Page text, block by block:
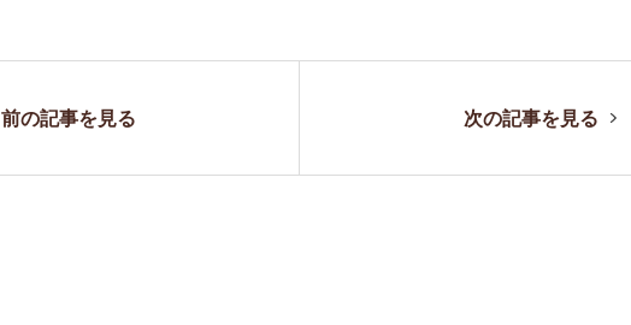
前の記事を見る 次の記事を見る